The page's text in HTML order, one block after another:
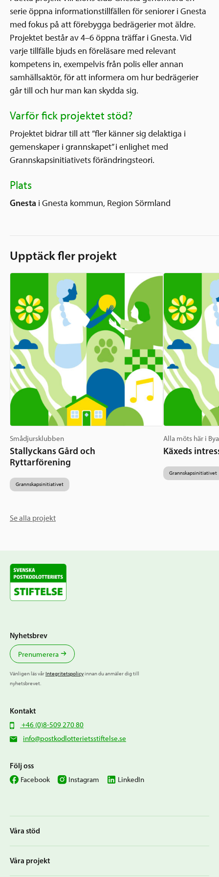
serie öppna informationstillfällen för seniorer i Gnesta
med fokus på att förebygga bedrägerier mot äldre.
Projektet består av 4–6 öppna träffar i Gnesta. Vid
varje tillfälle bjuds en föreläsare med relevant
kompetens in, exempelvis från polis eller annan
samhällsaktör, för att informera om hur bedrägerier
går till och hur man kan skydda sig.
Varför fick projektet stöd?
Projektet bidrar till att ”fler känner sig delaktiga i
gemenskaper i grannskapet” i enlighet med
Grannskapsinitiativets förändringsteori.
Plats
Gnesta i Gnesta kommun, Region Sörmland
Upptäck fler projekt
Smådjursklubben
Stallyckans Gård och
Ryttarförening
Grannskapsinitiativet
Alla möts här i
Käxeds
Grannskapsinitiativet
Se alla projekt
Våra stöd
Våra projekt
Nyhetsbrev
Prenumerera
Vänligen läs vårIntegritetspolicyinnan du anmäler dig till
nyhetsbrevet.
Kontakt
+46 (0)8-509 270 80
info@postkodlotterietsstiftelse.se
Följ oss
Facebook Instagram LinkedIn